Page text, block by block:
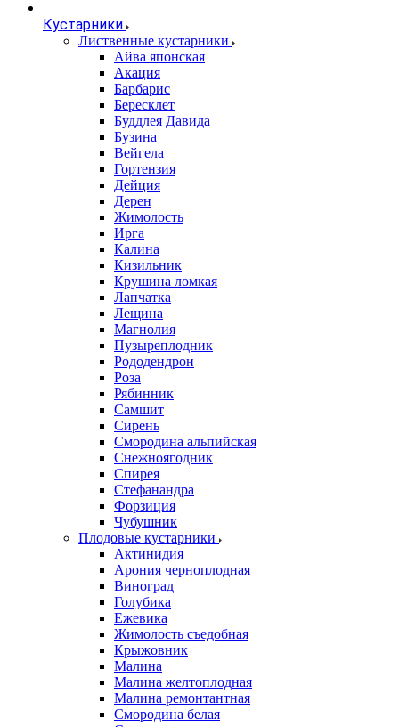
Кустарники
Лиственные кустарники
Айва японская
Акация
Барбарис
Бересклет
Буддлея Давида
Бузина
Вейгела
Гортензия
Дейция
Дерен
Жимолость
Ирга
Калина
Кизильник
Крушина ломкая
Лапчатка
Лещина
Магнолия
Пузыреплодник
Рододендрон
Роза
Рябинник
Самшит
Сирень
Смородина альпийская
Снежноягодник
Спирея
Стефанандра
Форзиция
Чубушник
Плодовые кустарники
Актинидия
Арония черноплодная
Виноград
Голубика
Ежевика
Жимолость съедобная
Крыжовник
Малина
Малина желтоплодная
Малина ремонтантная
Смородина белая